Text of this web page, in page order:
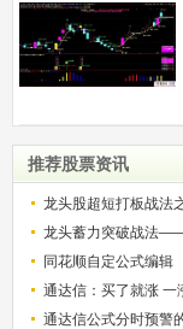
推荐股票资讯
龙头股超短打板战法
解）
龙头蓄力突破战法
的技巧（图解）
同花顺自定公式编辑
通达信：买了就涨 一
通达信公式分时预警